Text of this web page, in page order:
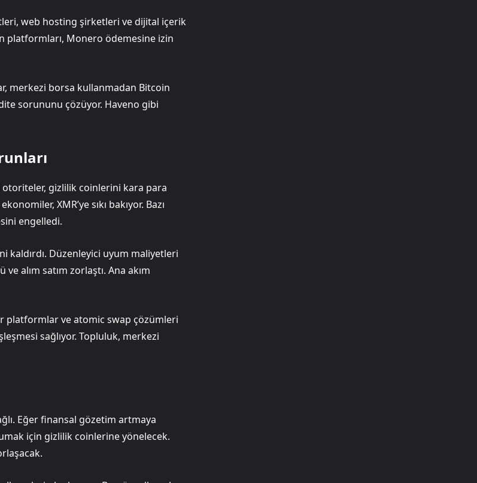
web hosting şirketleri ve dijital içerik
platformları, Monero ödemesine izin
merkezi borsa kullanmadan Bitcoin
sorununu çözüyor. Haveno gibi
gizlilik coinlerini kara para
XMR’ye sıkı bakıyor. Bazı
engelledi.
kaldırdı. Düzenleyici uyum maliyetleri
alım satım zorlaştı. Ana akım
platformlar ve atomic swap çözümleri
sağlıyor. Topluluk, merkezi
Eğer finansal gözetim artmaya
için gizlilik coinlerine yönelecek.